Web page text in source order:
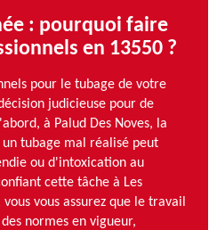
: pourquoi faire
en 13550 ?
pour le tubage de votre
judicieuse pour de
à Palud Des Noves, la
tubage mal réalisé peut
ou d'intoxication au
cette tâche à Les
vous assurez que le travail
normes en vigueur,